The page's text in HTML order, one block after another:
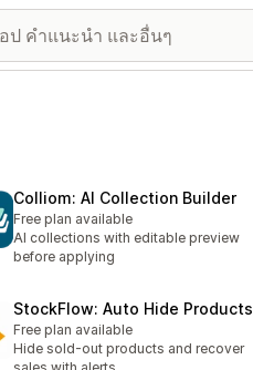
Colliom: AI Collection Builder
Free plan available
AI collections with editable preview
before applying
StockFlow: Auto Hide Products
Free plan available
Hide sold-out products and recover